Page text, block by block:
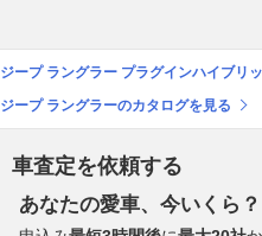
ジープ ラングラー プラグインハイブリ
ジープ ラングラーのカタログを見る
車査定を依頼する
あなたの愛車、今いくら？